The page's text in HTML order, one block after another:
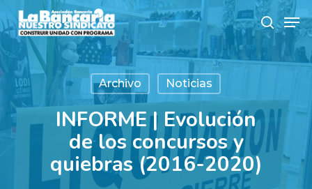
to
main
content
search
Archivo Noticias
INFORME | Evolución
de los concursos y
quiebras (2016-2020)